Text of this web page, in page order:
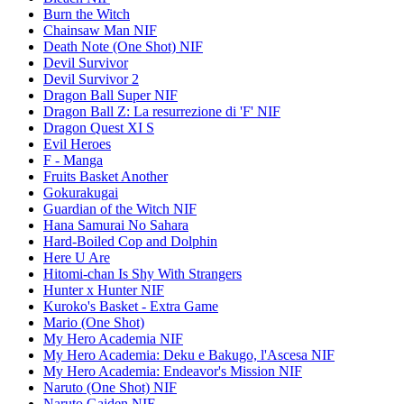
Burn the Witch
Chainsaw Man NIF
Death Note (One Shot) NIF
Devil Survivor
Devil Survivor 2
Dragon Ball Super NIF
Dragon Ball Z: La resurrezione di 'F' NIF
Dragon Quest XI S
Evil Heroes
F - Manga
Fruits Basket Another
Gokurakugai
Guardian of the Witch NIF
Hana Samurai No Sahara
Hard-Boiled Cop and Dolphin
Here U Are
Hitomi-chan Is Shy With Strangers
Hunter x Hunter NIF
Kuroko's Basket - Extra Game
Mario (One Shot)
My Hero Academia NIF
My Hero Academia: Deku e Bakugo, l'Ascesa NIF
My Hero Academia: Endeavor's Mission NIF
Naruto (One Shot) NIF